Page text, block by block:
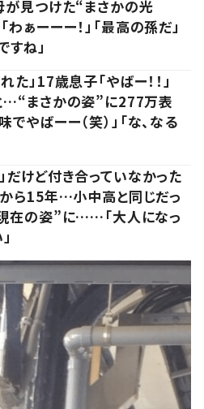
が見つけた“まさかの光
ぁーーー！」「最高の孫だ」
すね」
た」17歳息子「やばー！！」
…“まさかの姿”に277万表
でやばーー（笑）」「な、なる
だけど付き合っていなかった
ら15年…小中高と同じだっ
在の姿”に……「大人になっ